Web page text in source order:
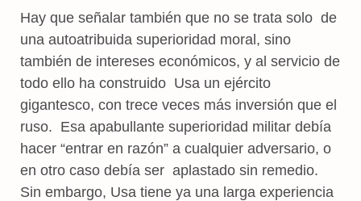
Hay que señalar también que no se trata solo de
una autoatribuida superioridad moral, sino
también de intereses económicos, y al servicio de
todo ello ha construido Usa un ejército
gigantesco, con trece veces más inversión que el
ruso. Esa apabullante superioridad militar debía
hacer “entrar en razón” a cualquier adversario, o
en otro caso debía ser aplastado sin remedio.
Sin embargo, Usa tiene ya una larga experiencia